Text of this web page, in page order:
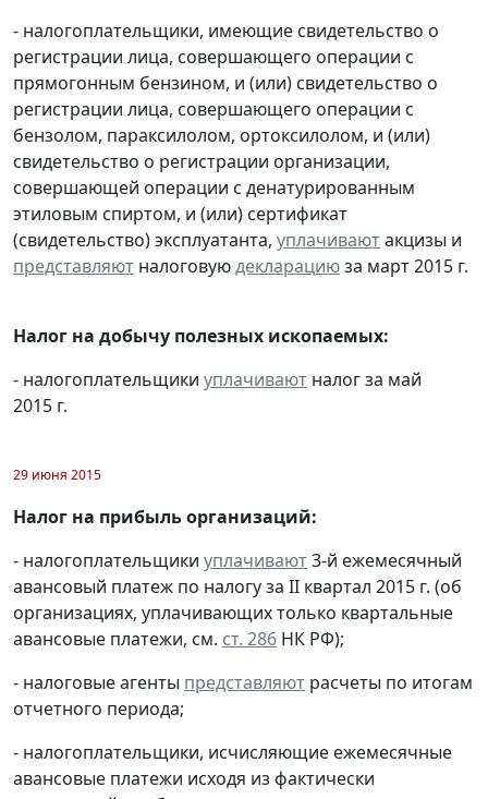
- налогоплательщики, имеющие свидетельство о
регистрации лица, совершающего операции с
прямогонным бензином, и (или) свидетельство о
регистрации лица, совершающего операции с
бензолом, параксилолом, ортоксилолом, и (или)
свидетельство о регистрации организации,
совершающей операции с денатурированным
этиловым спиртом, и (или) сертификат
(свидетельство) эксплуатанта, уплачиваютакцизы и
представляют налоговуюдекларациюза март 2015 г.
Налог на добычу полезных ископаемых:
- налогоплательщики уплачивают налог за май
2015 г.
29 июня 2015
Налог на прибыль организаций:
- налогоплательщики уплачивают3-й ежемесячный
авансовый платеж по налогу за II квартал 2015 г. (об
организациях, уплачивающих только квартальные
авансовые платежи, см. ст. 286 НК РФ);
- налоговые агенты представляют расчеты по итогам
отчетного периода;
- налогоплательщики, исчисляющие ежемесячные
авансовые платежи исходя из фактически